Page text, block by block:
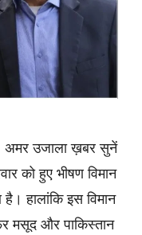
अमर उजाला ख़बर सुनें
को हुए भीषण विमान
हालांकि इस विमान
और पाकिस्तान